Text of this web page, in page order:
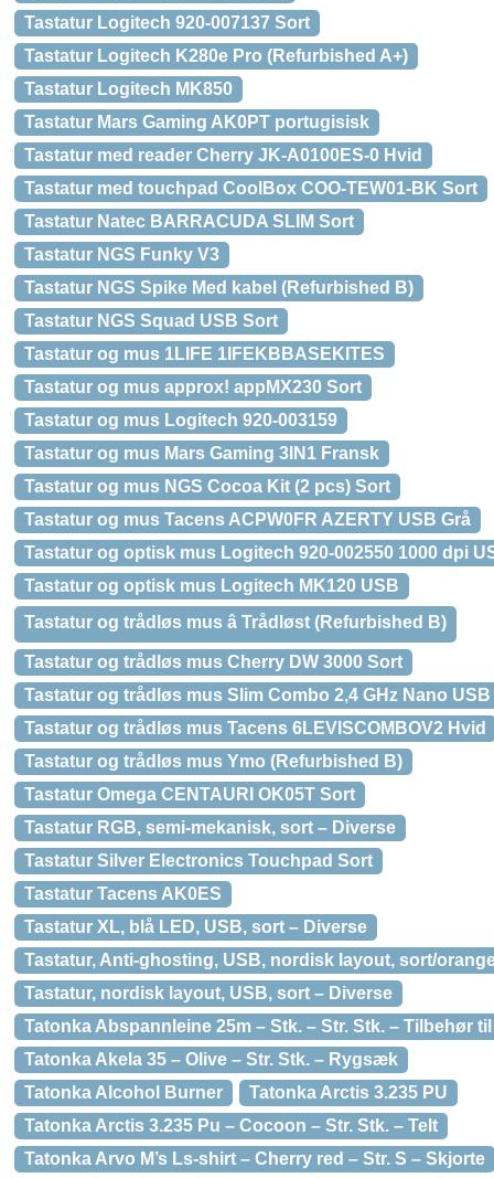
Tastatur Logitech 920-007137 Sort
Tastatur Logitech K280e Pro (Refurbished A+)
Tastatur Logitech MK850
Tastatur Mars Gaming AK0PT portugisisk
Tastatur med reader Cherry JK-A0100ES-0 Hvid
Tastatur med touchpad CoolBox COO-TEW01-BK Sort
Tastatur Natec BARRACUDA SLIM Sort
Tastatur NGS Funky V3
Tastatur NGS Spike Med kabel (Refurbished B)
Tastatur NGS Squad USB Sort
Tastatur og mus 1LIFE 1IFEKBBASEKITES
Tastatur og mus approx! appMX230 Sort
Tastatur og mus Logitech 920-003159
Tastatur og mus Mars Gaming 3IN1 Fransk
Tastatur og mus NGS Cocoa Kit (2 pcs) Sort
Tastatur og mus Tacens ACPW0FR AZERTY USB Grå
Tastatur og optisk mus Logitech 920-002550 1000 dpi
Tastatur og optisk mus Logitech MK120 USB
Tastatur og trådløs mus â Trådløst (Refurbished B)
Tastatur og trådløs mus Cherry DW 3000 Sort
Tastatur og trådløs mus Slim Combo 2,4 GHz Nano
Tastatur og trådløs mus Tacens 6LEVISCOMBOV2 Hvid
Tastatur og trådløs mus Ymo (Refurbished B)
Tastatur Omega CENTAURI OK05T Sort
Tastatur RGB, semi-mekanisk, sort – Diverse
Tastatur Silver Electronics Touchpad Sort
Tastatur Tacens AK0ES
Tastatur XL, blå LED, USB, sort – Diverse
Tastatur, Anti-ghosting, USB, nordisk layout, sort/
Tastatur, nordisk layout, USB, sort – Diverse
Tatonka Abspannleine 25m – Stk. – Str. Stk. – Tilbehør
Tatonka Akela 35 – Olive – Str. Stk. – Rygsæk
Tatonka Alcohol Burner
Tatonka Arctis 3.235 PU
Tatonka Arctis 3.235 Pu – Cocoon – Str. Stk. – Telt
Tatonka Arvo M’s Ls-shirt – Cherry red – Str. S – Skjorte